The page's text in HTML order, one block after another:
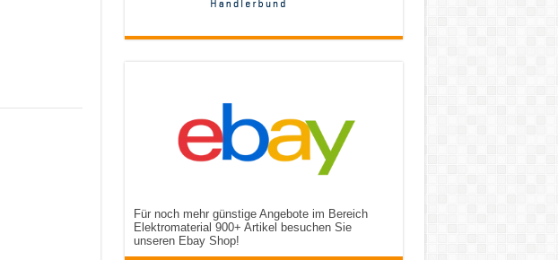
Für noch mehr günstige Angebote im Bereich
Elektromaterial 900+ Artikel besuchen Sie
unseren Ebay Shop!